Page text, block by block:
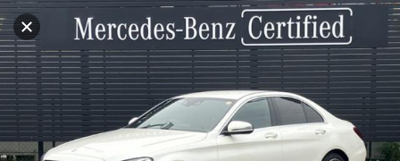
設定中 1043台
車を探す
中古車検索
販売店検索
アカウント
ログイン
アフターサービス
マイリストに追加
電話で問い合わせ（無料）
キャンセル
静岡東
サーティファイドカーセンター
販売店情報